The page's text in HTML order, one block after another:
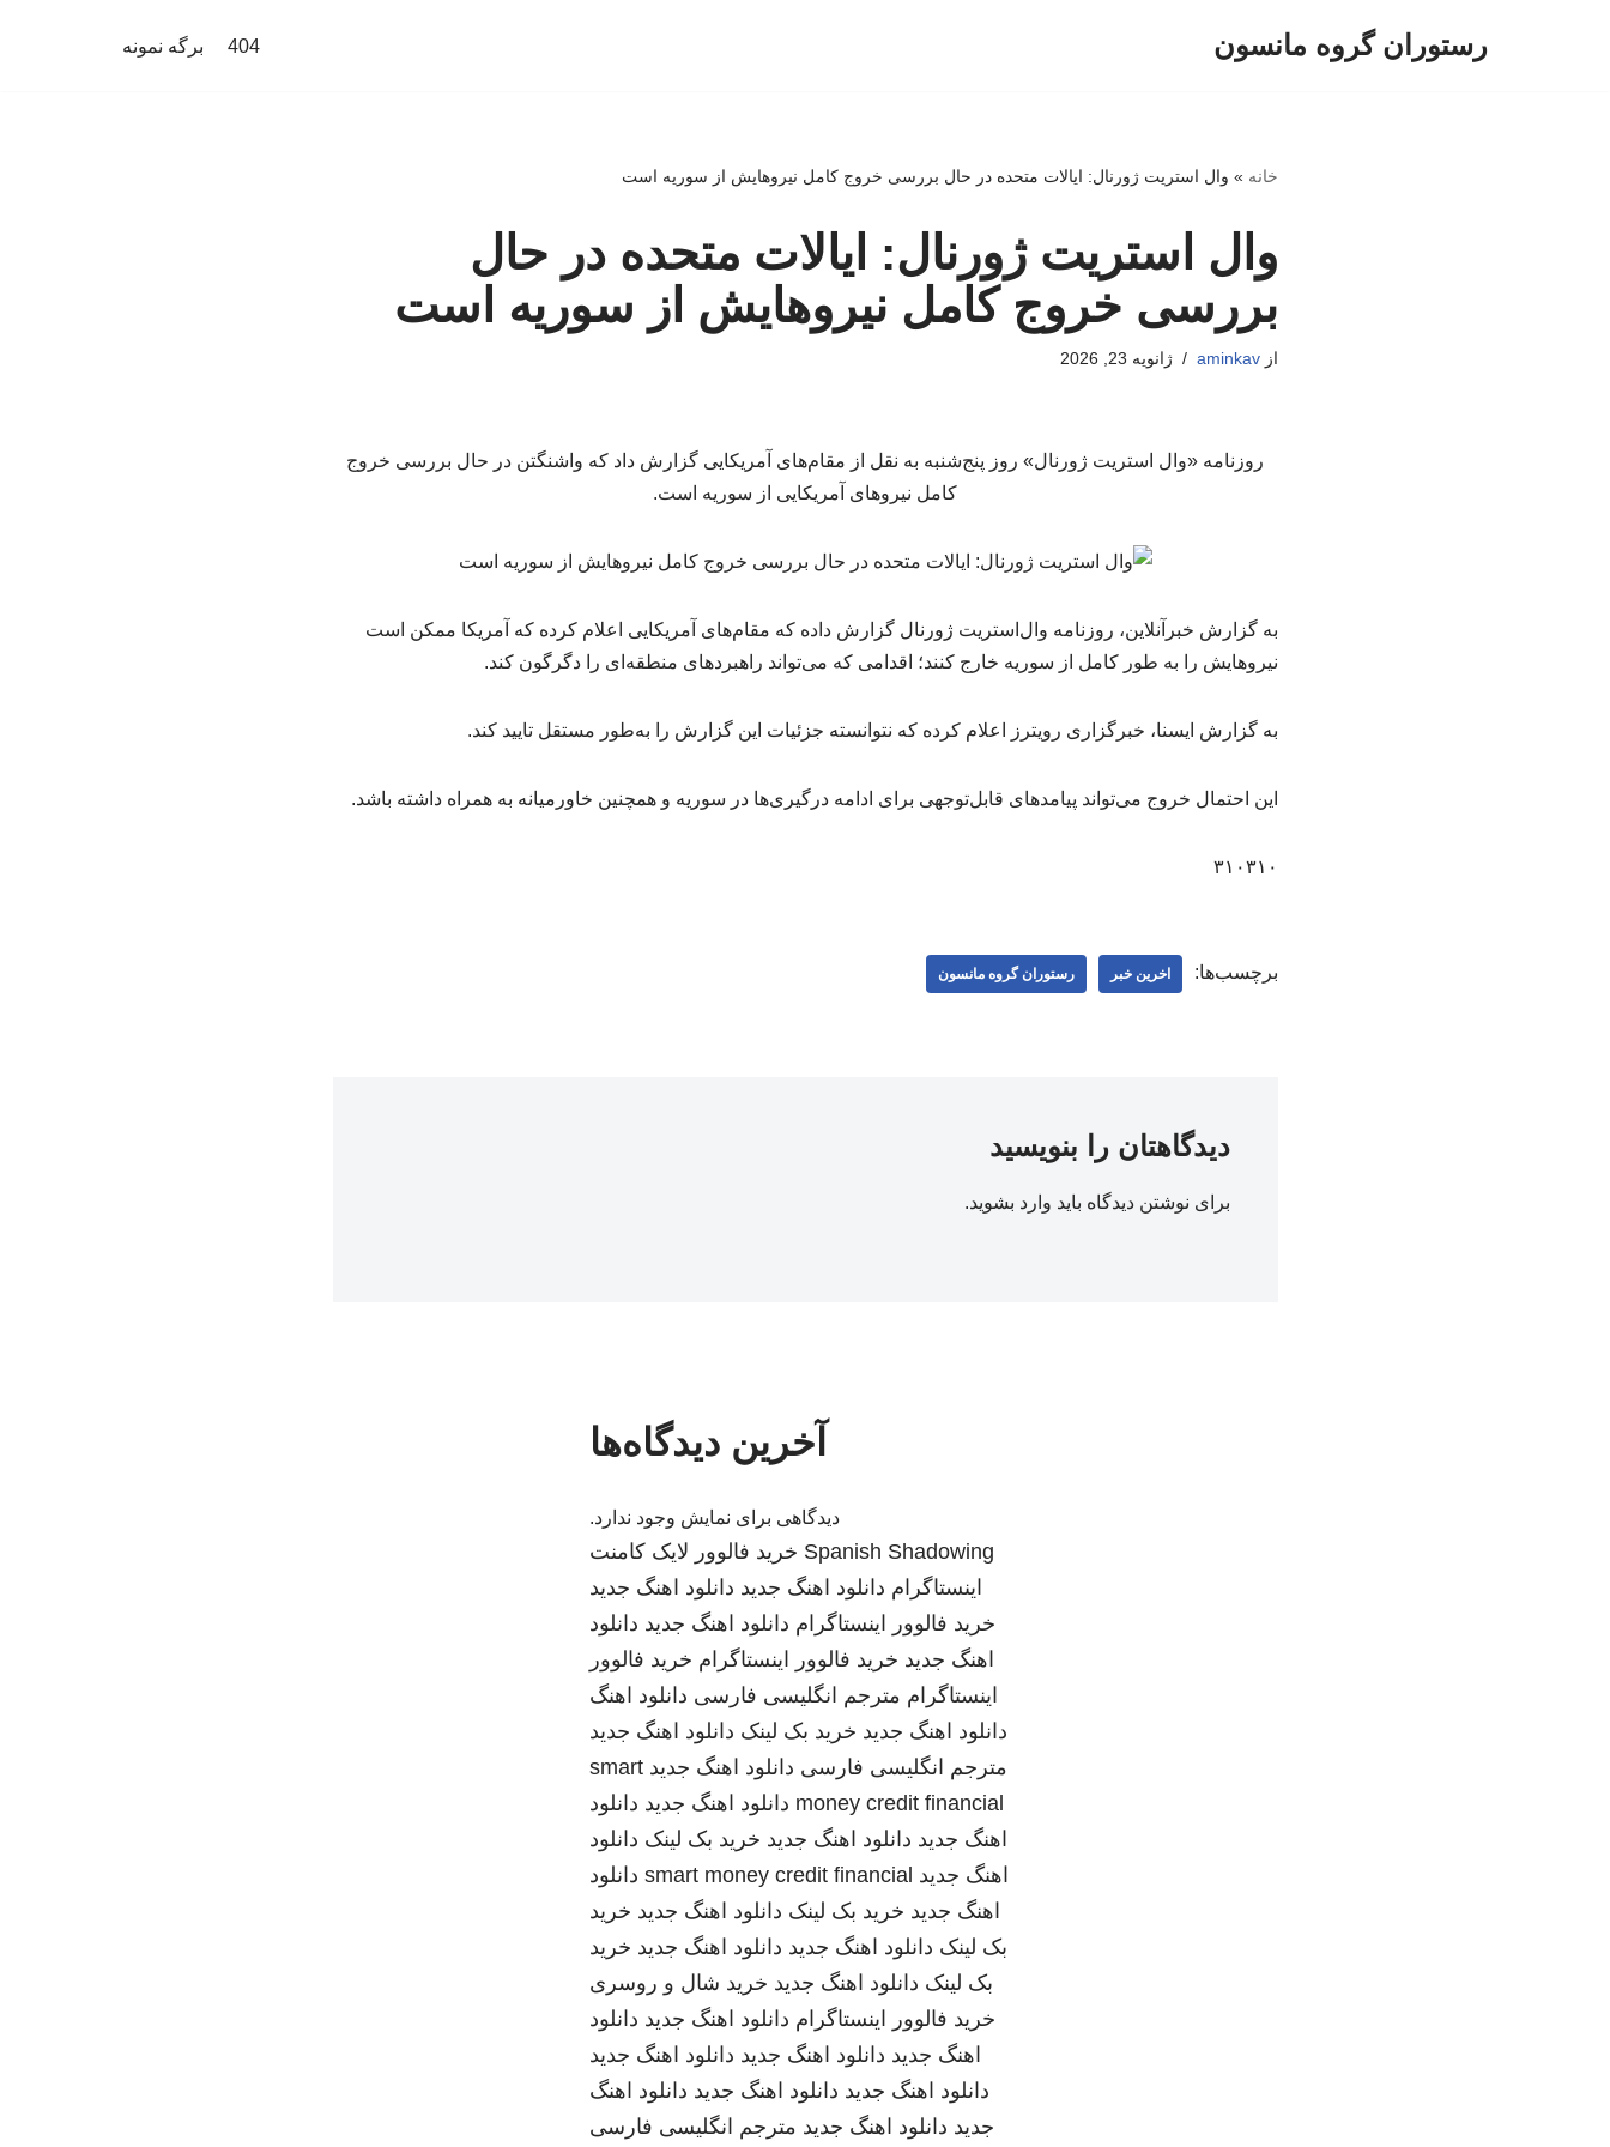
رستوران گروه مانسون 404 برگه نمونه
خانه » وال استریت ژورنال: ایالات متحده در حال بررسی خروج کامل نیروهایش از سوریه است
وال استریت ژورنال: ایالات متحده در حال
بررسی خروج کامل نیروهایش از سوریه است
ازaminkav ژانویه 23, 2026
روزنامه «وال استریت ژورنال» روز پنج‌شنبه به نقل از مقام‌های آمریکایی گزارش داد که واشنگتن در حال بررسی خروج
کامل نیروهای آمریکایی از سوریه است.
به گزارش خبرآنلاین،‌ روزنامه وال‌استریت ژورنال گزارش داده که مقام‌های آمریکایی اعلام کرده که آمریکا ممکن است
نیروهایش را به طور کامل از سوریه خارج کنند؛ اقدامی که می‌تواند راهبردهای منطقه‌ای را دگرگون کند.
به گزارش ایسنا، خبرگزاری رویترز اعلام کرده که نتوانسته جزئیات این گزارش را به‌طور مستقل تایید کند.
این احتمال خروج می‌تواند پیامدهای قابل‌توجهی برای ادامه درگیری‌ها در سوریه و همچنین خاورمیانه به همراه داشته باشد.
۳۱۰۳۱۰
برچسب‌ها: اخرین خبر رستوران گروه مانسون
دیدگاهتان را بنویسید
برای نوشتن دیدگاه باید وارد بشوید.
آخرین دیدگاه‌ها
دیدگاهی برای نمایش وجود ندارد.
Spanish Shadowing خرید فالوور لایک کامنت
اینستاگرام دانلود اهنگ جدید دانلود اهنگ جدید
خرید فالوور اینستاگرام دانلود اهنگ جدید دانلود
اهنگ جدید خرید فالوور اینستاگرام خرید فالوور
اینستاگرام مترجم انگلیسی فارسی دانلود اهنگ
دانلود اهنگ جدید خرید بک لینک دانلود اهنگ جدید
مترجم انگلیسی فارسی دانلود اهنگ جدید smart
money credit financial دانلود اهنگ جدید دانلود
اهنگ جدید دانلود اهنگ جدید خرید بک لینک دانلود
اهنگ جدید smart money credit financial دانلود
اهنگ جدید خرید بک لینک دانلود اهنگ جدید خرید
بک لینک دانلود اهنگ جدید دانلود اهنگ جدید خرید
بک لینک دانلود اهنگ جدید خرید شال و روسری
خرید فالوور اینستاگرام دانلود اهنگ جدید دانلود
اهنگ جدید دانلود اهنگ جدید دانلود اهنگ جدید
دانلود اهنگ جدید دانلود اهنگ جدید دانلود اهنگ
جدید دانلود اهنگ جدید مترجم انگلیسی فارسی